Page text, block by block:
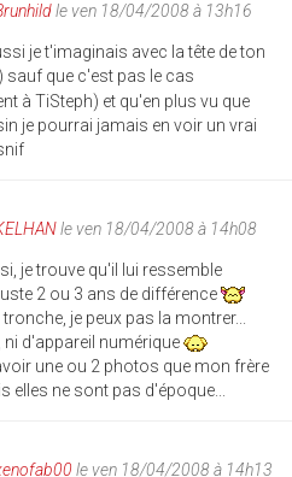
le ven 18/04/2008 à 13h16
je t'imaginais avec la tête de ton
) sauf que c'est pas le cas
à TiSteph) et qu'en plus vu que
je pourrai jamais en voir un vrai
le ven 18/04/2008 à 14h08
je trouve qu'il lui ressemble
2 ou 3 ans de différence
je peux pas la montrer...
ni d'appareil numérique
une ou 2 photos que mon frère
elles ne sont pas d'époque...
le ven 18/04/2008 à 14h13